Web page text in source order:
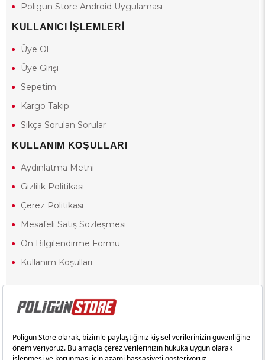
Poligun Store Android Uygulaması
KULLANICI İŞLEMLERİ
Üye Ol
Üye Girişi
Sepetim
Kargo Takip
Sıkça Sorulan Sorular
KULLANIM KOŞULLARI
Aydınlatma Metni
Gizlilik Politikası
Çerez Politikası
Mesafeli Satış Sözleşmesi
Ön Bilgilendirme Formu
Kullanım Koşulları
18 yaşından küçük olduğunuz halde siteye girerseniz ve mesafeli satış
sözleşmesinde yer alan hükümlere ters düşerseniz, yaşla ilgili
kısıtlamalardan dolayı oluşabilecek herhangi bir durumda doğacak
yasal sorumluluk ve yükümlülükler tamamen tarafınıza ait olacak ve
Yasa gereği 18 yaşından küçük olanların sitemizi görüntülemesi ve
alışveriş yapmaları yasaktır. Konuyla ilgili olarak site kullanım
sözleşmemimizi okuyabilirsiniz.